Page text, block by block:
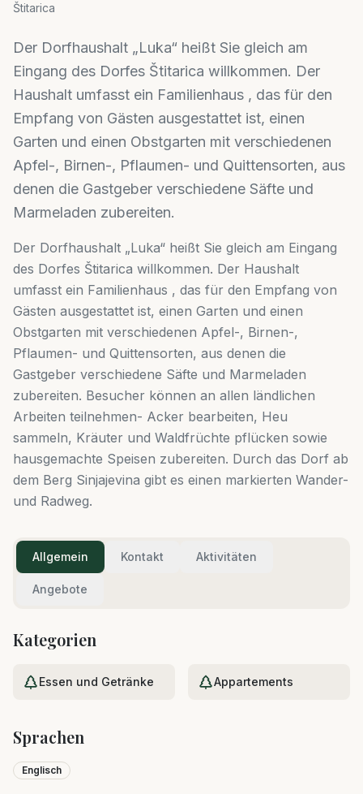
Štitarica
Der Dorfhaushalt „Luka“ heißt Sie gleich am
Eingang des Dorfes Štitarica willkommen. Der
Haushalt umfasst ein Familienhaus , das für den
Empfang von Gästen ausgestattet ist, einen
Garten und einen Obstgarten mit verschiedenen
Apfel-, Birnen-, Pflaumen- und Quittensorten, aus
denen die Gastgeber verschiedene Säfte und
Marmeladen zubereiten.
Der Dorfhaushalt „Luka“ heißt Sie gleich am Eingang
des Dorfes Štitarica willkommen. Der Haushalt
umfasst ein Familienhaus , das für den Empfang von
Gästen ausgestattet ist, einen Garten und einen
Obstgarten mit verschiedenen Apfel-, Birnen-,
Pflaumen- und Quittensorten, aus denen die
Gastgeber verschiedene Säfte und Marmeladen
zubereiten. Besucher können an allen ländlichen
Arbeiten teilnehmen- Acker bearbeiten, Heu
sammeln, Kräuter und Waldfrüchte pflücken sowie
hausgemachte Speisen zubereiten. Durch das Dorf ab
dem Berg Sinjajevina gibt es einen markierten Wander-
und Radweg.
Allgemein Kontakt Aktivitäten
Angebote
Kategorien
Essen und Getränke Appartements
Sprachen
Englisch